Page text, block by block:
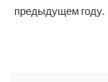
предыдущем году.